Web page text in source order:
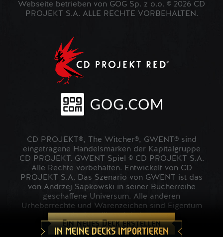
Ein neues Deck erstellen
IN MEINE DECKS IMPORTIEREN
Webseite betrieben von GOG Sp. z o.o. © 2026 CD
PROJEKT S.A. ALLE RECHTE VORBEHALTEN.
CD PROJEKT®, The Witcher®, GWENT® sind
eingetragene Handelsmarken der Kapitalgruppe
CD PROJEKT. GWENT Spiel © CD PROJEKT S.A.
Alle Rechte vorbehalten. Entwickelt von CD
PROJEKT S.A. Das Szenario von GWENT ist das
von Andrzej Sapkowski in seiner Bücherreihe
geschaffene Universum. Alle anderen
Urheberrechte und Warenzeichen sind Eigentum
der jeweiligen Inhaber.